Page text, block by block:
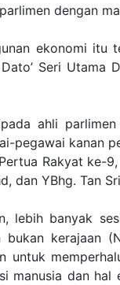
dengan
ekonomi itu
Seri
ahli
pegawai kanan
Rakyat ke-
dan YBhg. Tan
lebih banyak
bukan kerajaan
untuk
manusia dan